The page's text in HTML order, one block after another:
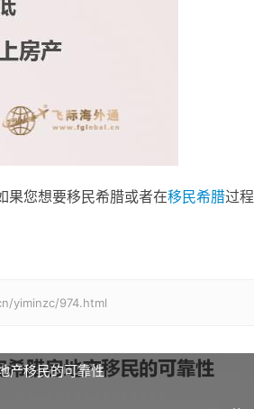
果您想要移民希腊或者在移民希腊过
yiminzc/974.html
产移民的可靠性